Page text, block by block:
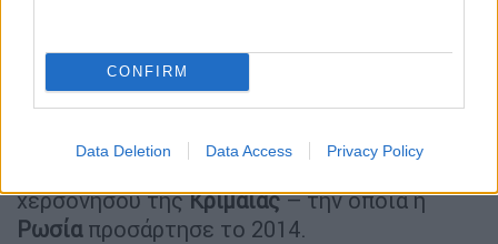
CONFIRM
Data Deletion Data Access Privacy Policy
Τα στρατεύματα της Μόσχας αποσπούν με
αργό ρυθμό εδάφη από πέρυσι, ελέγχοντας
συνολικά το ένα πέμπτο της ουκρανικής
χερσονήσου τηςΚριμαίας– την οποία η
Ρωσίαπροσάρτησε το 2014.